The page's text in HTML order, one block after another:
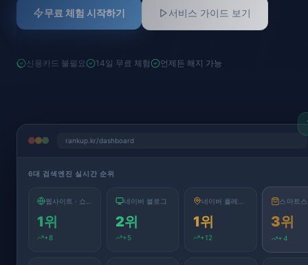
무료 체험 시작하기 서비스 가이드 보기
신용카드 불필요 14일 무료 체험 언제든 해지 가능
rankup.kr/dashboard
6대 검색엔진 실시간 순위
1위
+8
네이버 블로그
2위
+5
1위
+12
스마트
3위
+4